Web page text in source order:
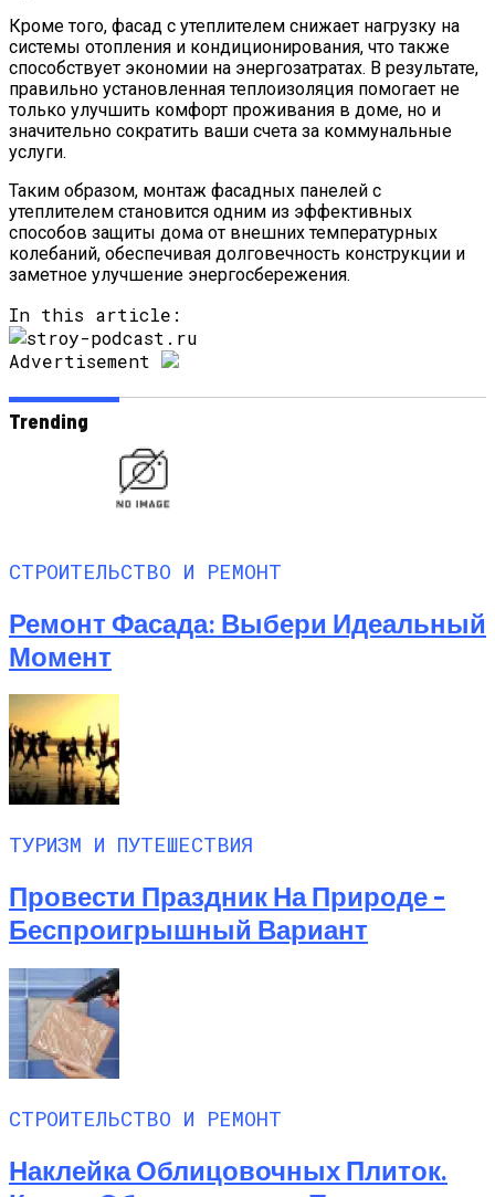
Кроме того, фасад с утеплителем снижает нагрузку на
системы отопления и кондиционирования, что также
способствует экономии на энергозатратах. В результате,
правильно установленная теплоизоляция помогает не
только улучшить комфорт проживания в доме, но и
значительно сократить ваши счета за коммунальные
услуги.
Таким образом, монтаж фасадных панелей с
утеплителем становится одним из эффективных
способов защиты дома от внешних температурных
колебаний, обеспечивая долговечность конструкции и
заметное улучшение энергосбережения.
In this article:
Advertisement
Trending
СТРОИТЕЛЬСТВО И РЕМОНТ
Ремонт Фасада: Выбери Идеальный
Момент
ТУРИЗМ И ПУТЕШЕСТВИЯ
Провести Праздник На Природе –
Беспроигрышный Вариант
СТРОИТЕЛЬСТВО И РЕМОНТ
Наклейка Облицовочных Плиток.